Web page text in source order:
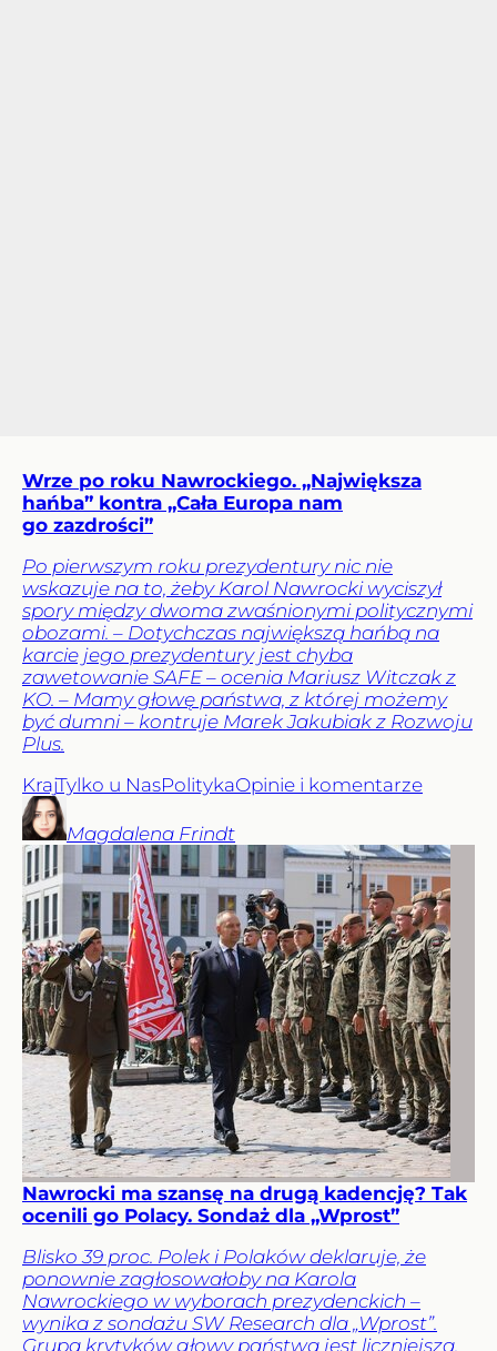
Wrze po roku Nawrockiego. „Największa
hańba” kontra „Cała Europa nam
go zazdrości”
Po pierwszym roku prezydentury nic nie
wskazuje na to, żeby Karol Nawrocki wyciszył
spory między dwoma zwaśnionymi politycznymi
obozami. – Dotychczas największą hańbą na
karcie jego prezydentury jest chyba
zawetowanie SAFE – ocenia Mariusz Witczak z
KO. – Mamy głowę państwa, z której możemy
być dumni – kontruje Marek Jakubiak z Rozwoju
Plus.
KrajTylko u NasPolitykaOpinie i komentarze
Magdalena Frindt
Nawrocki ma szansę na drugą kadencję? Tak
ocenili go Polacy. Sondaż dla „Wprost”
Blisko 39 proc. Polek i Polaków deklaruje, że
ponownie zagłosowałoby na Karola
Nawrockiego w wyborach prezydenckich –
wynika z sondażu SW Research dla „Wprost”.
Grupa krytyków głowy państwa jest liczniejsza.